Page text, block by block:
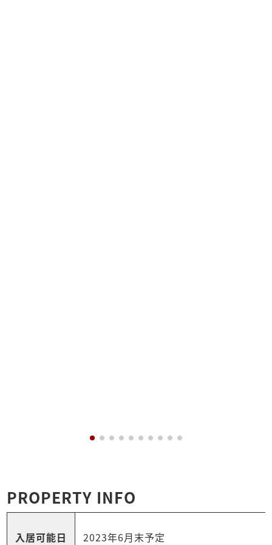
PROPERTY INFO
入居可能日 2023年6月末予定